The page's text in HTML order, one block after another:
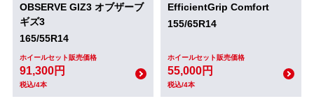
OBSERVE GIZ3 オブザーブ
ギズ3
165/55R14
ホイールセット販売価格
91,300円
税込/4本
EfficientGrip Comfort
155/65R14
ホイールセット販売価格
55,000円
税込/4本